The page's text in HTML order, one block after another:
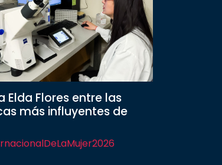
Elda Flores entre las
más influyentes de